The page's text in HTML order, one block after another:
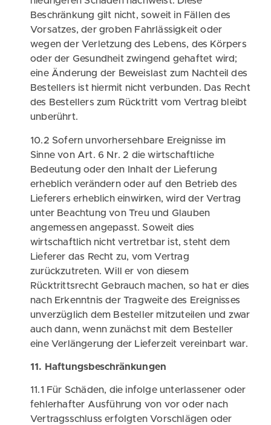
Beschränkung gilt nicht, soweit in Fällen des
Vorsatzes, der groben Fahrlässigkeit oder
wegen der Verletzung des Lebens, des Körpers
oder der Gesundheit zwingend gehaftet wird;
eine Änderung der Beweislast zum Nachteil des
Bestellers ist hiermit nicht verbunden. Das Recht
des Bestellers zum Rücktritt vom Vertrag bleibt
unberührt.
10.2 Sofern unvorhersehbare Ereignisse im
Sinne von Art. 6 Nr. 2 die wirtschaftliche
Bedeutung oder den Inhalt der Lieferung
erheblich verändern oder auf den Betrieb des
Lieferers erheblich einwirken, wird der Vertrag
unter Beachtung von Treu und Glauben
angemessen angepasst. Soweit dies
wirtschaftlich nicht vertretbar ist, steht dem
Lieferer das Recht zu, vom Vertrag
zurückzutreten. Will er von diesem
Rücktrittsrecht Gebrauch machen, so hat er dies
nach Erkenntnis der Tragweite des Ereignisses
unverzüglich dem Besteller mitzuteilen und zwar
auch dann, wenn zunächst mit dem Besteller
eine Verlängerung der Lieferzeit vereinbart war.
11. Haftungsbeschränkungen
11.1 Für Schäden, die infolge unterlassener oder
fehlerhafter Ausführung von vor oder nach
Vertragsschluss erfolgten Vorschlägen oder